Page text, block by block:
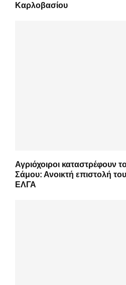
Καρλοβασίου
Αγριόχοιροι καταστρέφουν
Σάμου: Ανοικτή επιστολή
ΕΛΓΑ